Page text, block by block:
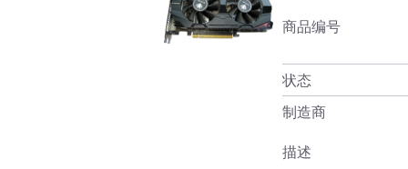
商品编号
状态
制造商
描述